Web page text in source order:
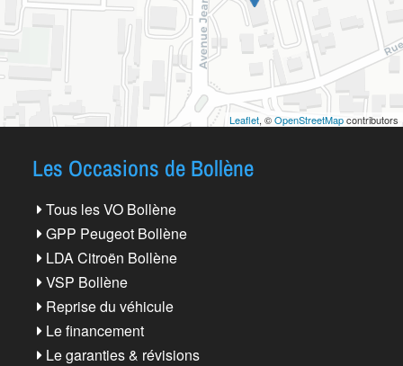
Leaflet, ©OpenStreetMapcontributors
Les Occasions de Bollène
Tous les VO Bollène
GPP Peugeot Bollène
LDA Citroën Bollène
VSP Bollène
Reprise du véhicule
Le financement
Le garanties & révisions